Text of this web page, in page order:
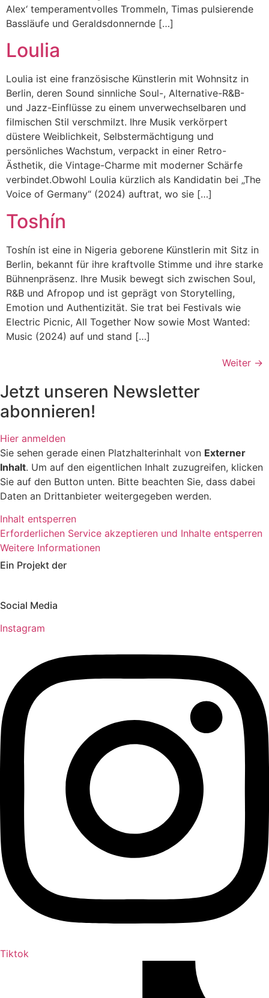
Alex‘ temperamentvolles Trommeln, Timas pulsierende
Bassläufe und Geraldsdonnernde […]
Loulia
Loulia ist eine französische Künstlerin mit Wohnsitz in
Berlin, deren Sound sinnliche Soul-, Alternative-R&B-
und Jazz-Einflüsse zu einem unverwechselbaren und
filmischen Stil verschmilzt. Ihre Musik verkörpert
düstere Weiblichkeit, Selbstermächtigung und
persönliches Wachstum, verpackt in einer Retro-
Ästhetik, die Vintage-Charme mit moderner Schärfe
verbindet.Obwohl Loulia kürzlich als Kandidatin bei „The
Voice of Germany“ (2024) auftrat, wo sie […]
Toshín
Toshín ist eine in Nigeria geborene Künstlerin mit Sitz in
Berlin, bekannt für ihre kraftvolle Stimme und ihre starke
Bühnenpräsenz. Ihre Musik bewegt sich zwischen Soul,
R&B und Afropop und ist geprägt von Storytelling,
Emotion und Authentizität. Sie trat bei Festivals wie
Electric Picnic, All Together Now sowie Most Wanted:
Music (2024) auf und stand […]
Weiter →
Jetzt unseren Newsletter
abonnieren!
Hier anmelden
Sie sehen gerade einen Platzhalterinhalt von Externer
Inhalt. Um auf den eigentlichen Inhalt zuzugreifen, klicken
Sie auf den Button unten. Bitte beachten Sie, dass dabei
Daten an Drittanbieter weitergegeben werden.
Inhalt entsperren
Erforderlichen Service akzeptieren und Inhalte entsperren
Weitere Informationen
Ein Projekt der
Social Media
Instagram
Tiktok